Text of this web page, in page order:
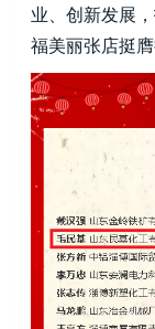
业、创新发展
福美丽张店挺